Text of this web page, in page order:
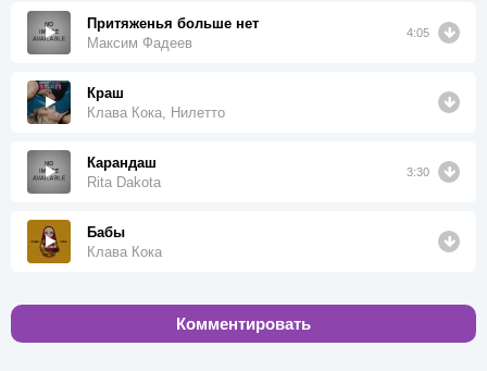
Притяженья больше нет
Максим Фадеев
4:05
Краш
Клава Кока, Нилетто
Карандаш ‍
Rita Dakota
3:30
Бабы
Клава Кока
Комментировать